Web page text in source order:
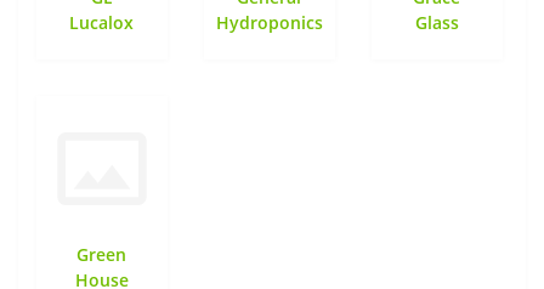
Lucalox
Hydroponics
Glass
Green
House